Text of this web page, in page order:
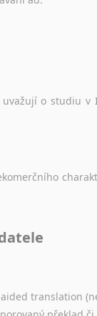
uvažují o studiu v
translation